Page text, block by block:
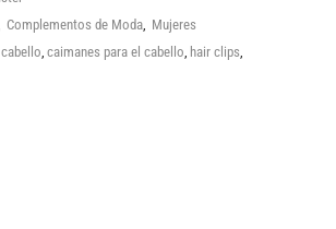
Complementos de Moda Mujeres
caimanes para el cabello hair clips